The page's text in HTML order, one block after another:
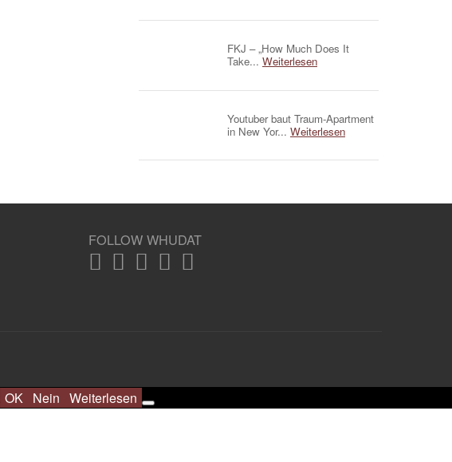
FKJ – „How Much Does It
Take... Weiterlesen
Youtuber baut Traum-Apartment
in New Yor... Weiterlesen
FOLLOW WHUDAT
OK Nein Weiterlesen